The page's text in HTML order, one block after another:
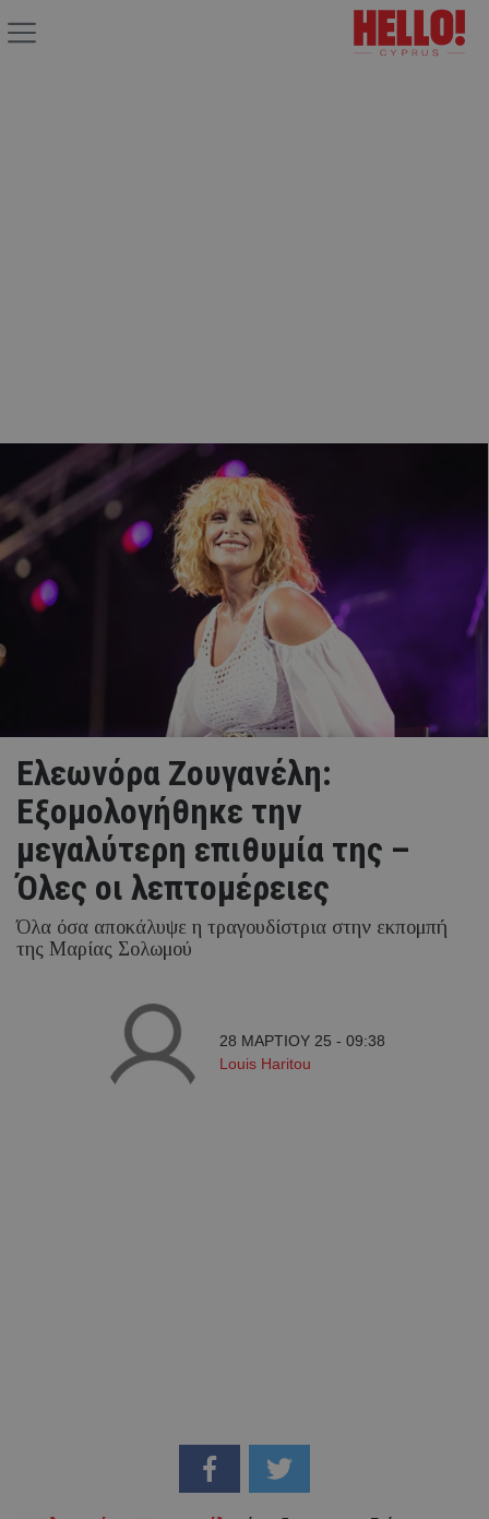
Ελεωνόρα Ζουγανέλη:
Εξομολογήθηκε την
μεγαλύτερη επιθυμία της –
Όλες οι λεπτομέρειες
Όλα όσα αποκάλυψε η τραγουδίστρια στην εκπομπή
της Μαρίας Σολωμού
28 ΜΑΡΤΙΟΥ 25 - 09:38
Louis Haritou